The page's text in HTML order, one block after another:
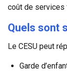
coût de services
Quels sont
Le CESU peut
Garde